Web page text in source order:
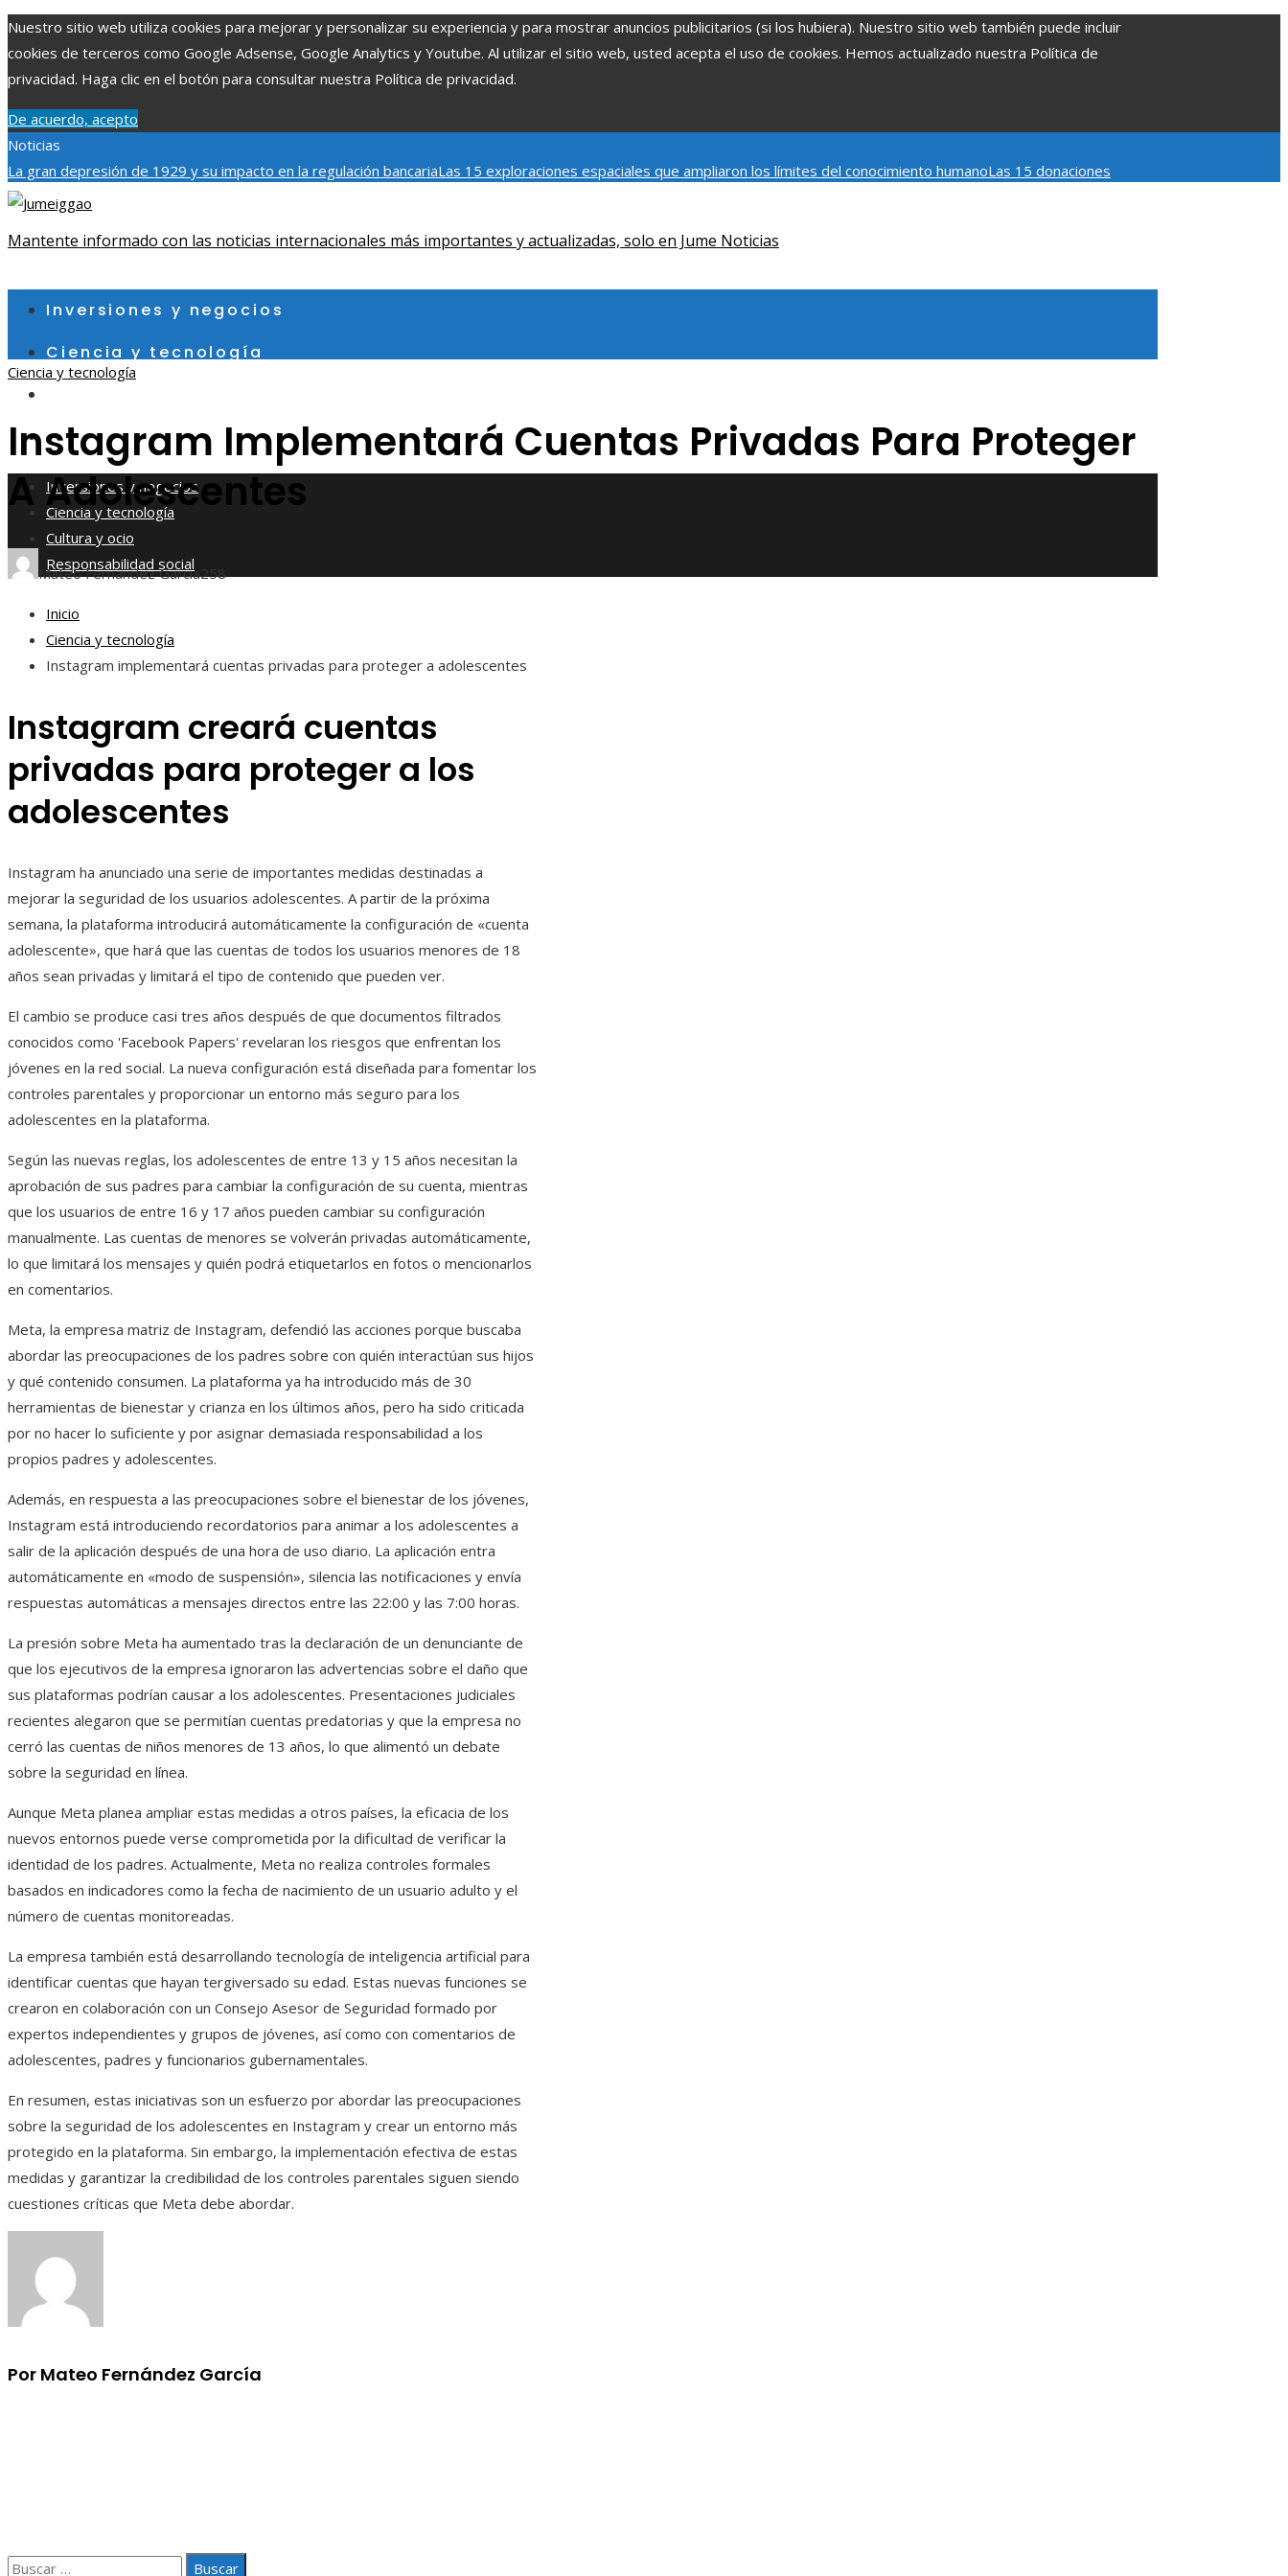
Nuestro sitio web utiliza cookies para mejorar y personalizar su experiencia y para mostrar anuncios publicitarios (si los hubiera). Nuestro sitio web también puede incluir
cookies de terceros como Google Adsense, Google Analytics y Youtube. Al utilizar el sitio web, usted acepta el uso de cookies. Hemos actualizado nuestra Política de
privacidad. Haga clic en el botón para consultar nuestra Política de privacidad.
De acuerdo, acepto
Noticias
La gran depresión de 1929 y su impacto en la regulación bancariaLas 15 exploraciones espaciales que ampliaron los límites del conocimiento humanoLas 15 donaciones
individuales más grandes y su impacto en la ciencia y tecnología
jueves, agosto 6
Mantente informado con las noticias internacionales más importantes y actualizadas, solo en Jume Noticias
Inversiones y negocios
Ciencia y tecnología
Responsabilidad social
Inversiones y negocios
Ciencia y tecnología
Cultura y ocio
Responsabilidad social
Ciencia y tecnología
Instagram Implementará Cuentas Privadas Para Proteger
A Adolescentes
Mateo Fernández García258
Inicio
Ciencia y tecnología
Instagram implementará cuentas privadas para proteger a adolescentes
Instagram creará cuentas
privadas para proteger a los
adolescentes
Instagram ha anunciado una serie de importantes medidas destinadas a
mejorar la seguridad de los usuarios adolescentes. A partir de la próxima
semana, la plataforma introducirá automáticamente la configuración de «cuenta
adolescente», que hará que las cuentas de todos los usuarios menores de 18
años sean privadas y limitará el tipo de contenido que pueden ver.
El cambio se produce casi tres años después de que documentos filtrados
conocidos como 'Facebook Papers' revelaran los riesgos que enfrentan los
jóvenes en la red social. La nueva configuración está diseñada para fomentar los
controles parentales y proporcionar un entorno más seguro para los
adolescentes en la plataforma.
Según las nuevas reglas, los adolescentes de entre 13 y 15 años necesitan la
aprobación de sus padres para cambiar la configuración de su cuenta, mientras
que los usuarios de entre 16 y 17 años pueden cambiar su configuración
manualmente. Las cuentas de menores se volverán privadas automáticamente,
lo que limitará los mensajes y quién podrá etiquetarlos en fotos o mencionarlos
en comentarios.
Meta, la empresa matriz de Instagram, defendió las acciones porque buscaba
abordar las preocupaciones de los padres sobre con quién interactúan sus hijos
y qué contenido consumen. La plataforma ya ha introducido más de 30
herramientas de bienestar y crianza en los últimos años, pero ha sido criticada
por no hacer lo suficiente y por asignar demasiada responsabilidad a los
propios padres y adolescentes.
Además, en respuesta a las preocupaciones sobre el bienestar de los jóvenes,
Instagram está introduciendo recordatorios para animar a los adolescentes a
salir de la aplicación después de una hora de uso diario. La aplicación entra
automáticamente en «modo de suspensión», silencia las notificaciones y envía
respuestas automáticas a mensajes directos entre las 22:00 y las 7:00 horas.
La presión sobre Meta ha aumentado tras la declaración de un denunciante de
que los ejecutivos de la empresa ignoraron las advertencias sobre el daño que
sus plataformas podrían causar a los adolescentes. Presentaciones judiciales
recientes alegaron que se permitían cuentas predatorias y que la empresa no
cerró las cuentas de niños menores de 13 años, lo que alimentó un debate
sobre la seguridad en línea.
Aunque Meta planea ampliar estas medidas a otros países, la eficacia de los
nuevos entornos puede verse comprometida por la dificultad de verificar la
identidad de los padres. Actualmente, Meta no realiza controles formales
basados ​​en indicadores como la fecha de nacimiento de un usuario adulto y el
número de cuentas monitoreadas.
La empresa también está desarrollando tecnología de inteligencia artificial para
identificar cuentas que hayan tergiversado su edad. Estas nuevas funciones se
crearon en colaboración con un Consejo Asesor de Seguridad formado por
expertos independientes y grupos de jóvenes, así como con comentarios de
adolescentes, padres y funcionarios gubernamentales.
En resumen, estas iniciativas son un esfuerzo por abordar las preocupaciones
sobre la seguridad de los adolescentes en Instagram y crear un entorno más
protegido en la plataforma. Sin embargo, la implementación efectiva de estas
medidas y garantizar la credibilidad de los controles parentales siguen siendo
cuestiones críticas que Meta debe abordar.
Por Mateo Fernández García
Buscar: